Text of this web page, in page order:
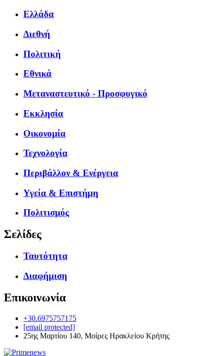
Ελλάδα
Διεθνή
Πολιτική
Εθνικά
Μεταναστευτικό - Προσφυγικό
Εκκλησία
Οικονομία
Τεχνολογία
Περιβάλλον & Ενέργεια
Υγεία & Επιστήμη
Πολιτισμός
Σελίδες
Ταυτότητα
Διαφήμιση
Επικοινωνία
+30.6975757175
[email protected]
25ης Μαρτίου 140, Μοίρες Ηρακλείου Κρήτης